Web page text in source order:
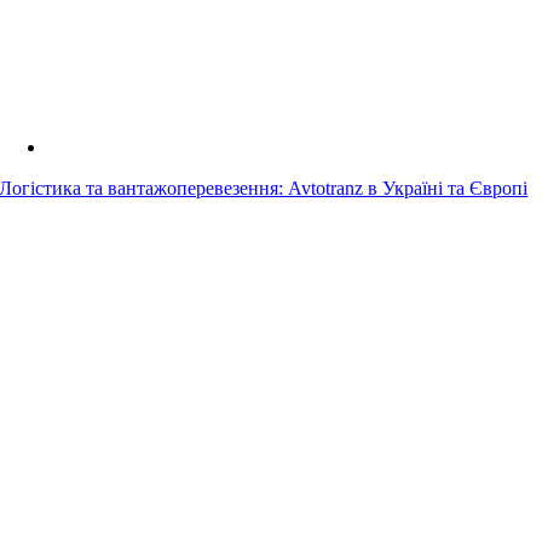
Логістика та вантажоперевезення: Avtotranz в Україні та Європі